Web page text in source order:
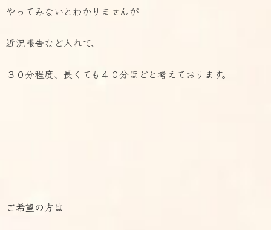
やってみないとわかりませんが
近況報告など入れて、
３０分程度、長くても４０分ほどと考えております。
ご希望の方は